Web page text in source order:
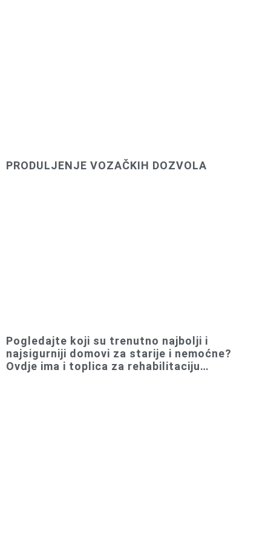
PRODULJENJE VOZAČKIH DOZVOLA
Pogledajte koji su trenutno najbolji i
najsigurniji domovi za starije i nemoćne?
Ovdje ima i toplica za rehabilitaciju…